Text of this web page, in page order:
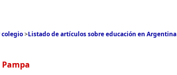
colegio>Listado de artículos sobre educación en Argentina
Pampa